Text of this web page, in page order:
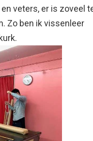
veters, er is zoveel
Zo ben ik vissenleer